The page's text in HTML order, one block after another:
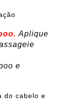
Aplique
e
do cabelo e